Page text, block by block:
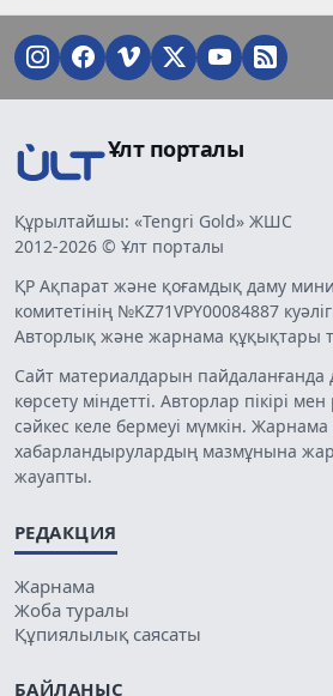
Ұлт порталы
Құрылтайшы: «Tengri Gold» ЖШС
2012-2026 © Ұлт порталы
ҚР Ақпарат және қоғамдық даму
комитетінің №KZ71VPY00084887
Авторлық және жарнама құқықтары
Сайт материалдарын пайдаланғанда
көрсету міндетті. Авторлар пікірі
сәйкес келе бермеуі мүмкін.
хабарландырулардың мазмұнына
жауапты.
РЕДАКЦИЯ
Жарнама
Жоба туралы
Құпиялылық саясаты
БАЙЛАНЫС